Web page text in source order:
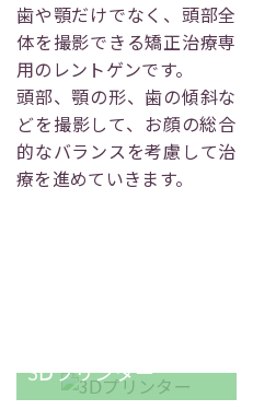
歯や顎だけでなく、頭部全
体を撮影できる矯正治療専
用のレントゲンです。
頭部、顎の形、歯の傾斜な
どを撮影して、お顔の総合
的なバランスを考慮して治
療を進めていきます。
3Ⅾプリンター